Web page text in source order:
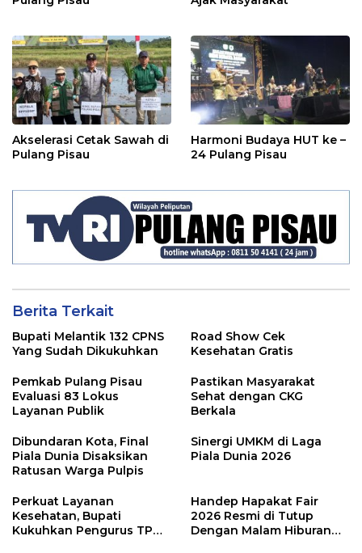
Akselerasi Cetak Sawah di
Pulang Pisau
Harmoni Budaya HUT ke –
24 Pulang Pisau
Berita Terkait
Bupati Melantik 132 CPNS
Yang Sudah Dikukuhkan
Road Show Cek
Kesehatan Gratis
Pemkab Pulang Pisau
Evaluasi 83 Lokus
Layanan Publik
Pastikan Masyarakat
Sehat dengan CKG
Berkala
Dibundaran Kota, Final
Piala Dunia Disaksikan
Ratusan Warga Pulpis
Sinergi UMKM di Laga
Piala Dunia 2026
Perkuat Layanan
Kesehatan, Bupati
Kukuhkan Pengurus TP
Handep Hapakat Fair
2026 Resmi di Tutup
Dengan Malam Hiburan